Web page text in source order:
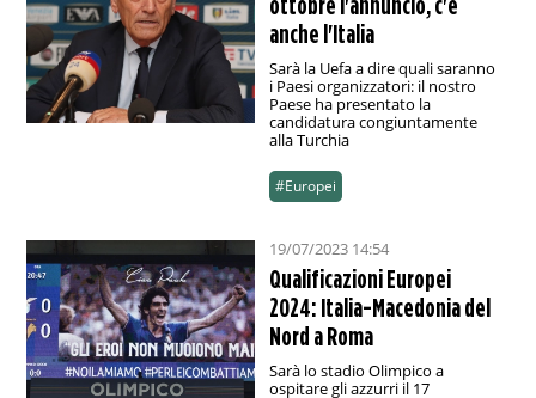
anche l'Italia
Sarà la Uefa a dire quali saranno
i Paesi organizzatori: il nostro
Paese ha presentato la
candidatura congiuntamente
alla Turchia
#Europei
19/07/2023 14:54
Qualificazioni Europei
2024: Italia-Macedonia del
Nord a Roma
Sarà lo stadio Olimpico a
ospitare gli azzurri il 17